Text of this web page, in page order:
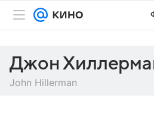
Джон
John Hillerman